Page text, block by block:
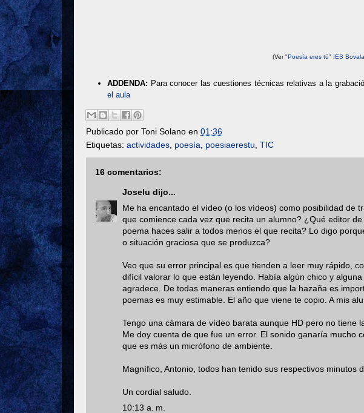
(Ver"Poesía eres tú" IES
ADDENDA: Para conocer las cuestiones técnicas relativas a la
el aula
Publicado por Toni Solano en 01:36
Etiquetas: actividades poesía poesiaerestu TIC
16 comentarios:
Joselu dijo...
Me ha encantado el vídeo (o los vídeos) como posibilidad de
que comience cada vez que recita un alumno? ¿Qué editor
poema haces salir a todos menos el que recita? Lo digo
o situación graciosa que se produzca?
Veo que su error principal es que tienden a leer muy rápido,
difícil valorar lo que están leyendo. Había algún chico y
agradece. De todas maneras entiendo que la hazaña es
poemas es muy estimable. El año que viene te copio. A mis
Tengo una cámara de vídeo barata aunque HD pero no tiene
Me doy cuenta de que fue un error. El sonido ganaría mucho
que es más un micrófono de ambiente.
Magnífico, Antonio, todos han tenido sus respectivos minutos
Un cordial saludo.
10:13 a. m.